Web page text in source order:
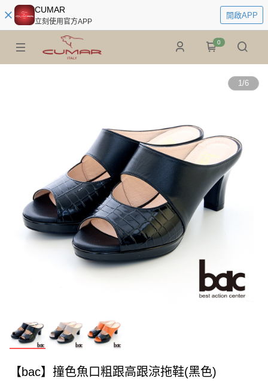
CUMAR
立刻使用官方APP
開啟APP
0
1/6
【bac】撞色魚口粗跟高跟涼拖鞋(黑色)